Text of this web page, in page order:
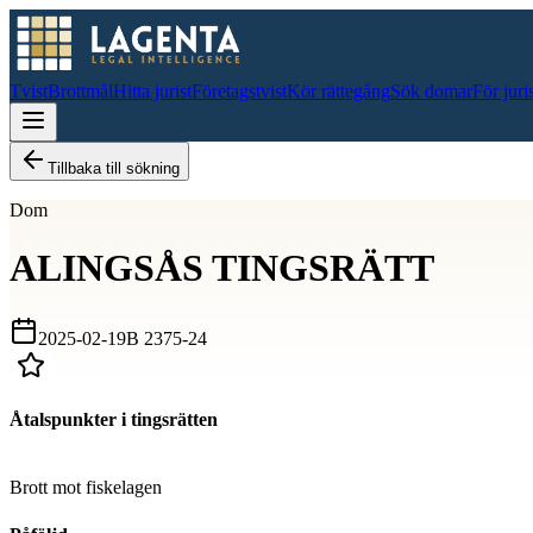
TvistBrottmålHitta juristFöretagstvistKör rättegångSök domarFör
Tillbaka till sökning
Dom
ALINGSÅS TINGSRÄTT
2025-02-19B 2375-24
Åtalspunkter i tingsrätten
Brott mot fiskelagen